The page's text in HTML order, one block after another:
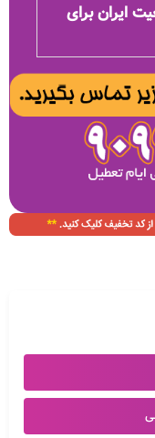
ایران برای